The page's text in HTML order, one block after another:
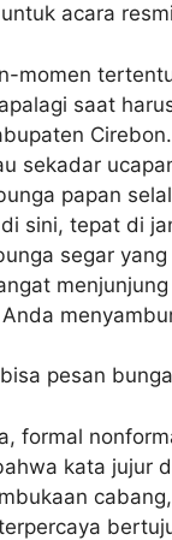
acara
momen
saat
sekadar
papan
sini, tepat di
segar
pesan
formal
kata jujur